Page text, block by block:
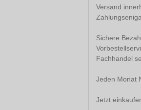
Versand
Sichere
Fachhandel
Jeden Monat
Jetzt